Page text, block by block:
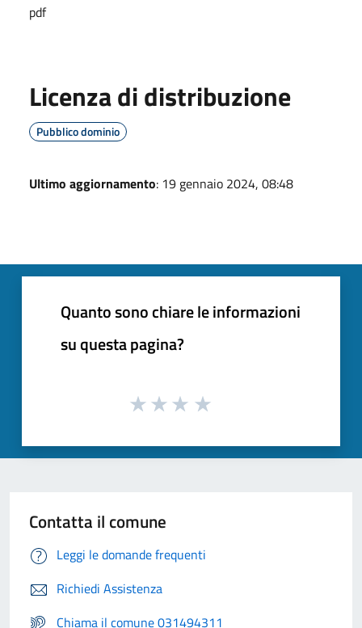
pdf
Licenza di distribuzione
Pubblico dominio
Ultimo aggiornamento: 19 gennaio 2024, 08:48
Quanto sono chiare le informazioni
su questa pagina?
Contatta il comune
Leggi le domande frequenti
Richiedi Assistenza
Chiama il comune 031494311